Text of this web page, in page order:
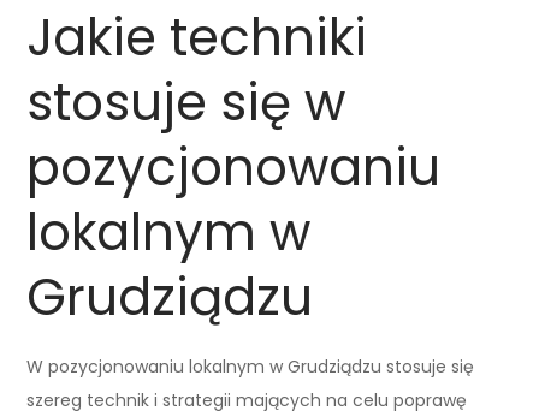
Jakie techniki
stosuje się w
pozycjonowaniu
lokalnym w
Grudziądzu
W pozycjonowaniu lokalnym w Grudziądzu stosuje się
szereg technik i strategii mających na celu poprawę